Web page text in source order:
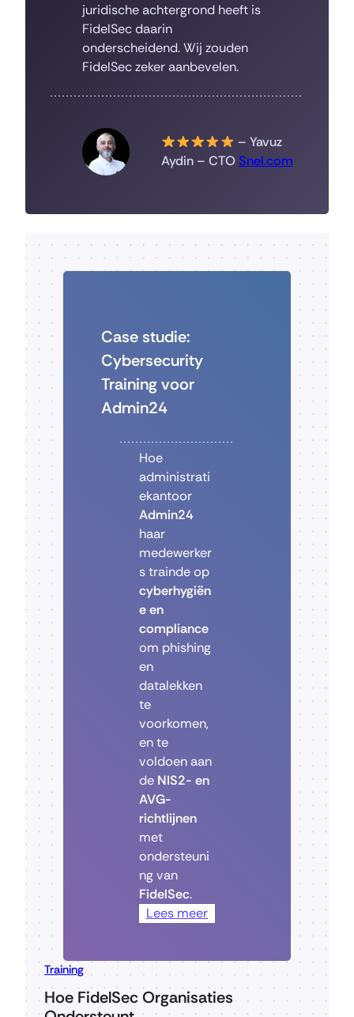
juridische achtergrond heeft is
FidelSec daarin
onderscheidend. Wij zouden
FidelSec zeker aanbevelen.
– Yavuz
Aydin – CTOSnel.com
Case studie:
Cybersecurity
Training voor
Admin24
Hoe
administrati
ekantoor
Admin24
haar
medewerker
s trainde op
cyberhygiën
e en
compliance
om phishing
en
datalekken
te
voorkomen,
en te
voldoen aan
de NIS2- en
AVG-
richtlijnen
met
ondersteuni
ng van
FidelSec.
Lees meer
Training
Hoe FidelSec Organisaties